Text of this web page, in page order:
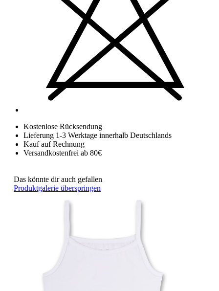
Kostenlose Rücksendung
Lieferung 1-3 Werktage innerhalb Deutschlands
Kauf auf Rechnung
Versandkostenfrei ab 80€
Das könnte dir auch gefallen
Produktgalerie überspringen